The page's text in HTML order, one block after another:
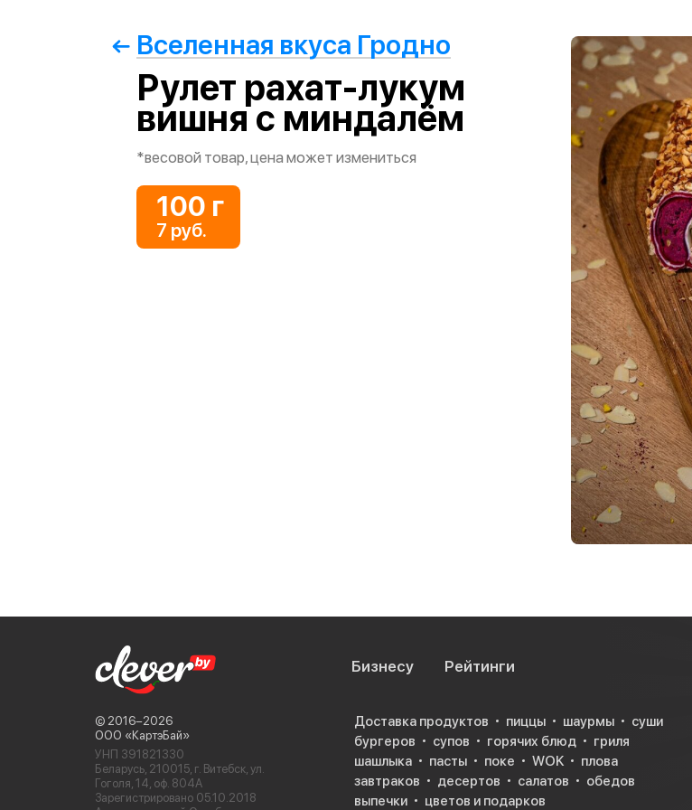
Вселенная вкуса Гродно
Рулет рахат-лукум
вишня с миндалём
*весовой товар, цена может измениться
100 г
7 руб.
© 2016−2026
ООО «КартэБай»
УНП 391821330
Беларусь, 210015, г. Витебск, ул.
Гоголя, 14, оф. 804А
Зарегистрировано 05.10.2018
Бизнесу Рейтинги
Доставка продуктов пиццы шаурмы
суши
бургеров
супов горячих блюд
гриля
шашлыка
пасты поке WOK
плова
завтраков
десертов салатов
обедов
выпечки
цветов и подарков